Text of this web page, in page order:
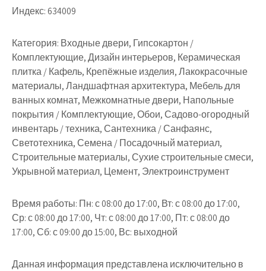
Индекс:634009
Категория: Входные двери, Гипсокартон /
Комплектующие, Дизайн интерьеров, Керамическая
плитка / Кафель, Крепёжные изделия, Лакокрасочные
материалы, Ландшафтная архитектура, Мебель для
ванных комнат, Межкомнатные двери, Напольные
покрытия / Комплектующие, Обои, Садово-огородный
инвентарь / техника, Сантехника / Санфаянс,
Светотехника, Семена / Посадочный материал,
Строительные материалы, Сухие строительные смеси,
Укрывной материал, Цемент, Электроинструмент
Время работы: Пн: с 08:00 до 17:00, Вт: с 08:00 до 17:00,
Ср: с 08:00 до 17:00, Чт: с 08:00 до 17:00, Пт: с 08:00 до
17:00, Сб: с 09:00 до 15:00, Вс: выходной
Данная информация представлена исключительно в